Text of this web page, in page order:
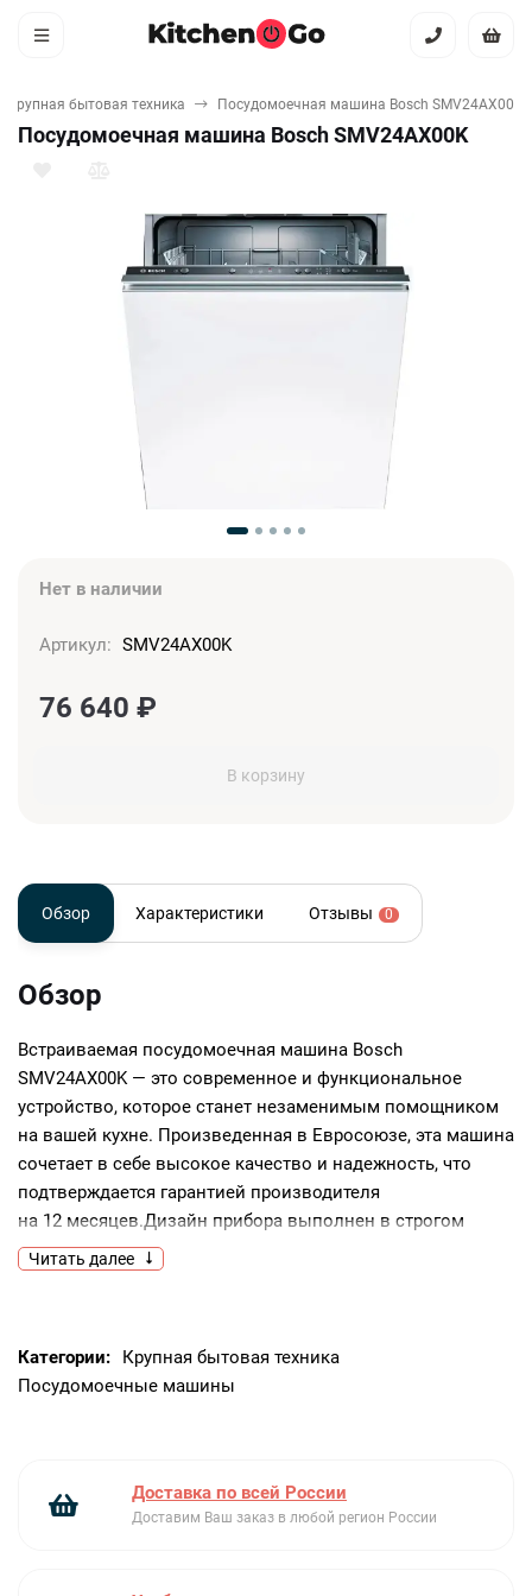
Крупная бытовая техника Посудомоечная машина Bosch SMV24AX00K
Посудомоечная машина Bosch SMV24AX00K
Нет в наличии
Артикул: SMV24AX00K
76 640 ₽
В корзину
Обзор Характеристики Отзывы 0
Обзор
Встраиваемая посудомоечная машина Bosch
SMV24AX00K — это современное и функциональное
устройство, которое станет незаменимым помощником
на вашей кухне. Произведенная в Евросоюзе, эта машина
сочетает в себе высокое качество и надежность, что
подтверждается гарантией производителя
на 12 месяцев.Дизайн прибора выполнен в строгом
и лаконичном стиле. Черная панель управления
идеально вписывается в любой интерьер, делая акцент
экономить пространство и поддерживать идеальный
порядок на кухне.Техника оснащена инверторным
программы мойки и три температурных режима, что
ее загрязнения.Особенностью устройства является
Читать далее
Категории:
Крупная бытовая техника
Посудомоечные машины
Доставка по всей России
Доставим Ваш заказ в любой регион России